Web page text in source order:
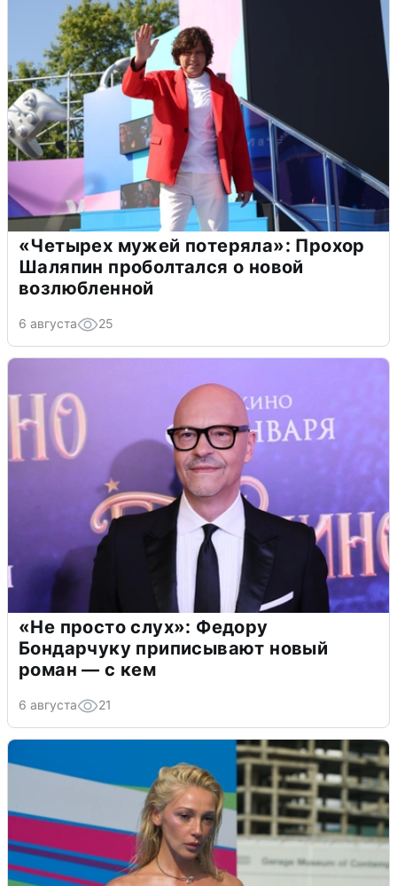
«Четырех мужей потеряла»: Прохор
Шаляпин проболтался о новой
возлюбленной
6 августа 25
«Не просто слух»: Федору
Бондарчуку приписывают новый
роман — с кем
6 августа 21